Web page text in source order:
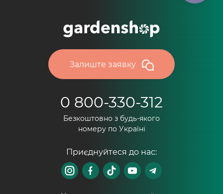
Залиште заявку
0 800-330-312
Безкоштовно з будь-якого
номеру по Україні
Приєднуйтеся до нас: